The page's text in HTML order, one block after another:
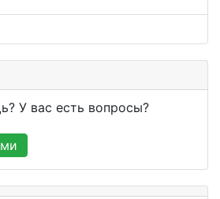
У вас есть вопросы?